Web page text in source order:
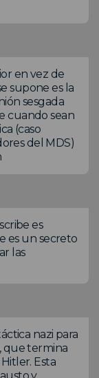
en vez de
supone es la
sesgada
cuando sean
(caso
del MDS)
es
es un secreto
las
nazi para
que termina
Esta